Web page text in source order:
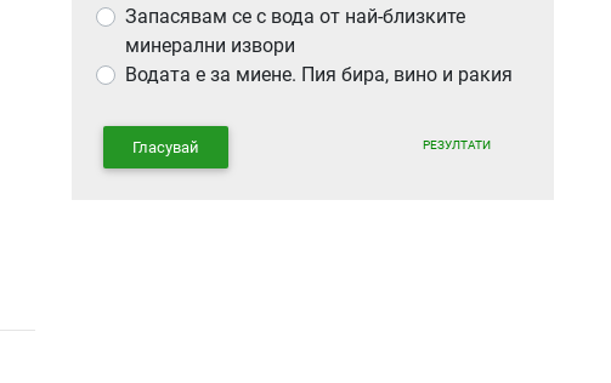
Запасявам се с вода от най-близките
минерални извори
Водата е за миене. Пия бира, вино и ракия
Гласувай РЕЗУЛТАТИ